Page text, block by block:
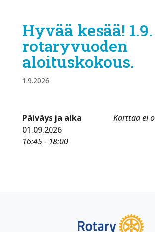
Hyvää kesää! 1.9.
rotaryvuoden
aloituskokous.
1.9.2026
Karttaa ei
Päiväys ja aika
01.09.2026
16:45 - 18:00